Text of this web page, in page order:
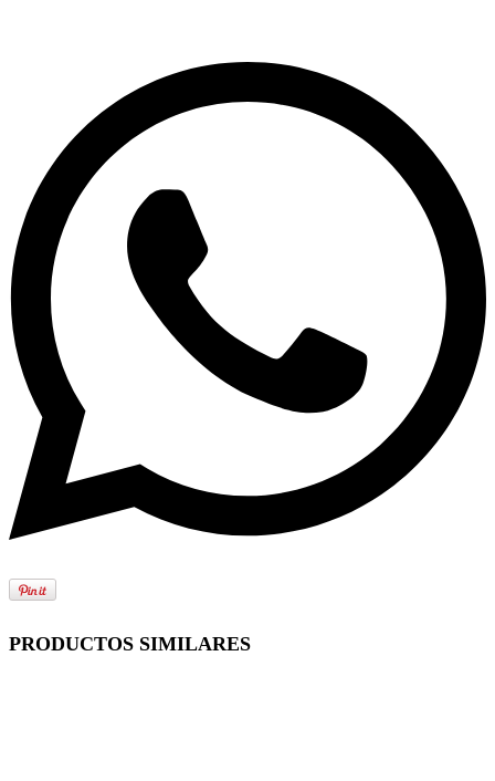
PRODUCTOS SIMILARES